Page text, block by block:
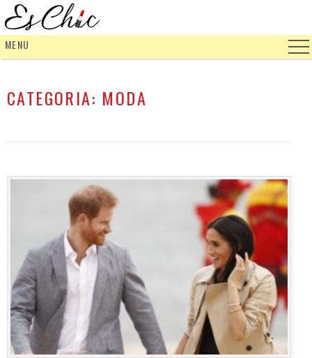
MENU
CATEGORIA: MODA